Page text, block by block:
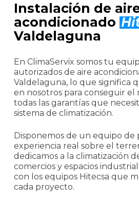
Instalación de
acondicionado
Valdelaguna
En ClimaServix somos tu
autorizados de aire
Valdelaguna, lo que significa
en nosotros para conseguir el
todas las garantías que
sistema de climatización.
Disponemos de un equipo de
experiencia real sobre el
dedicamos a la climatización
comercios y espacios
con los equipos Hitecsa que
cada proyecto.